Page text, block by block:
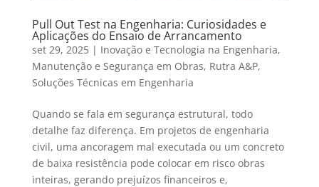
Pull Out Test na Engenharia: Curiosidades e
Aplicações do Ensaio de Arrancamento
set 29, 2025| Inovação e Tecnologia na Engenharia,
Manutenção e Segurança em Obras, Rutra A&P,
Soluções Técnicas em Engenharia
Quando se fala em segurança estrutural, todo
detalhe faz diferença. Em projetos de engenharia
civil, uma ancoragem mal executada ou um concreto
de baixa resistência pode colocar em risco obras
inteiras, gerando prejuízos financeiros e,